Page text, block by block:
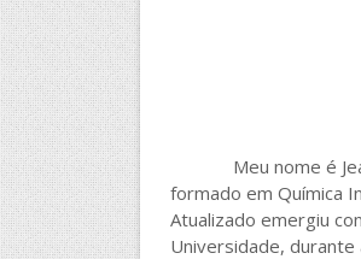
Meu nome é Jean,
formado em Química
Atualizado emergiu
Universidade, durante